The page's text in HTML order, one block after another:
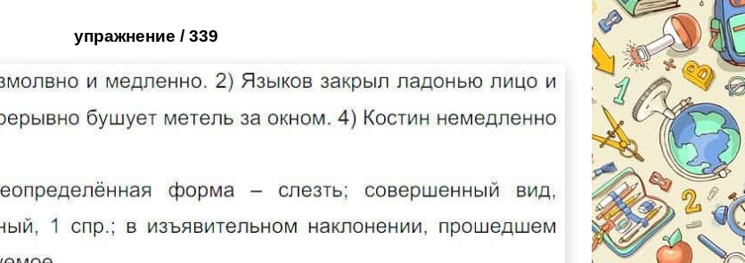
упражнение / 339